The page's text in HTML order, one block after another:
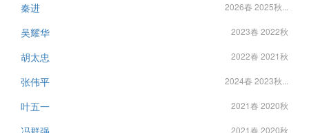
秦进 2026春 2025秋...
吴耀华 2023春 2022秋
胡太忠 2022春 2021秋
张伟平 2024春 2023秋...
叶五一 2021春 2020秋
2021春 2020秋